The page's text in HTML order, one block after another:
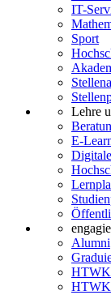
IT-
Sport
Lehre
E-
Alumni